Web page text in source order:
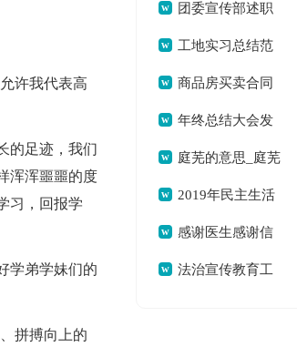
许我代表高
的足迹，我们
浑浑噩噩的度
习，回报学
学弟学妹们的
拼搏向上的
团委宣传部述职
报告集合9篇[本文共
8388字]
工地实习总结范
文合集8篇[本文共
16311字]
商品房买卖合同
范本15篇[本文共
23062字]
年终总结大会发
言稿汇总七篇[本文
共6136字]
庭芜的意思_庭芜
的拼音[本文共56字]
2019年民主生活
会批评与自我批评
[本文共1400字]
感谢医生感谢信
[本文共7661字]
法治宣传教育工